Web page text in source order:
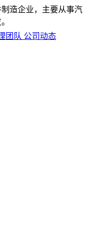
造企业，主要从事汽
团队 公司动态